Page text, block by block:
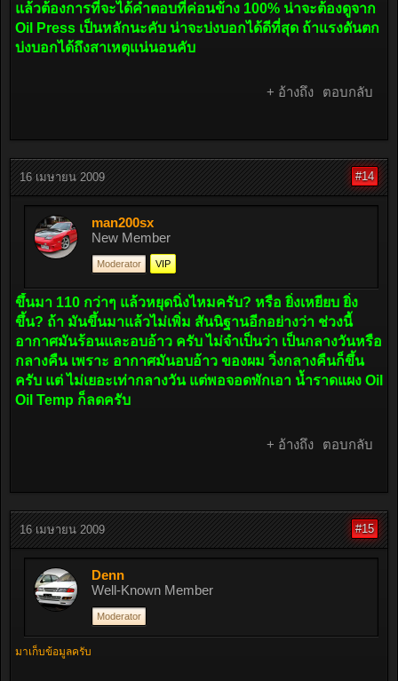
แล้วต้องการที่จะได้คำตอบที่ค่อนข้าง 100% น่าจะต้องดูจาก
Oil Press เป็นหลักนะคับ น่าจะบ่งบอกได้ดีที่สุด ถ้าแรงดันตก
บ่งบอกได้ถึงสาเหตุแน่นอนคับ
+ อ้างถึง ตอบกลับ
16 เมษายน 2009 #14
man200sx
New Member
Moderator VIP
ขึ้นมา 110 กว่าๆ แล้วหยุดนิ่งไหมครับ? หรือ ยิ่งเหยียบ ยิ่ง
ขึ้น? ถ้า มันขึ้นมาแล้วไม่เพิ่ม สันนิฐานอีกอย่างว่า ช่วงนี้
อากาศมันร้อนและอบอ้าว ครับ ไม่จำเป็นว่า เป็นกลางวันหรือ
กลางคืน เพราะ อากาศมันอบอ้าว ของผม วิ่งกลางคืนก็ขึ้น
ครับ แต่ ไม่เยอะเท่ากลางวัน แต่พอจอดพักเอา น้ำราดแผง Oil
Oil Temp ก็ลดครับ
+ อ้างถึง ตอบกลับ
16 เมษายน 2009 #15
Denn
Well-Known Member
Moderator
มาเก็บข้อมูลครับ